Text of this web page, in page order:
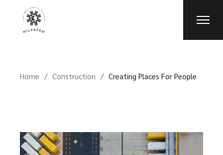
Home Construction Creating Places For People